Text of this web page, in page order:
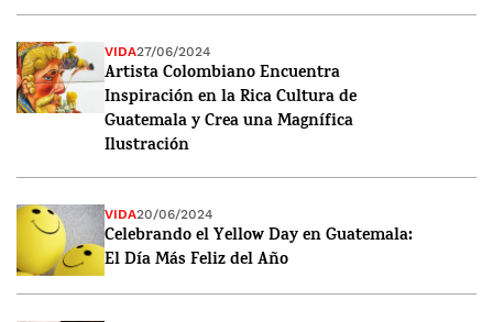
VIDA27/06/2024
Artista Colombiano Encuentra
Inspiración en la Rica Cultura de
Guatemala y Crea una Magnífica
Ilustración
VIDA20/06/2024
Celebrando el Yellow Day en Guatemala:
El Día Más Feliz del Año